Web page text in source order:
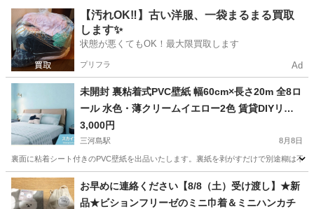
東京 葛飾区 京成立石駅 その他
【汚れOK‼️】古い洋服、一袋まるまる買取
します✨
状態が悪くてもOK！最大限買取します
プリフラ Ad
未開封 裏粘着式PVC壁紙 幅60cm×長さ20m 全8ロ
ール 水色・薄クリームイエロー2色 賃貸DIYリメ
イク スクレイパー・カッター付き
3,000円
三河島駅 8月8日
裏面に粘着シート付きのPVC壁紙を出品いたします。裏紙を剥がすだけで別途糊は不
東京 荒川区 三河島駅 その他
お早めに連絡ください【8/8（土）受け渡し】★新
品★ビションフリーゼのミニ巾着＆ミニハンカチ